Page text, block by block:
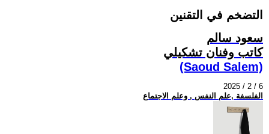
التضخم في التقنين
سعود سالم
كاتب وفنان تشكيلي
(Saoud Salem)
2025 / 2 / 6
الفلسفة ,علم النفس , وعلم الاجتماع